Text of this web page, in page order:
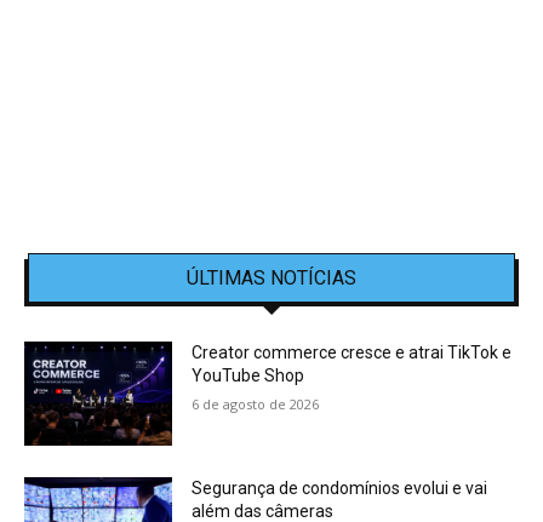
ÚLTIMAS NOTÍCIAS
Creator commerce cresce e atrai TikTok e
YouTube Shop
6 de agosto de 2026
Segurança de condomínios evolui e vai
além das câmeras